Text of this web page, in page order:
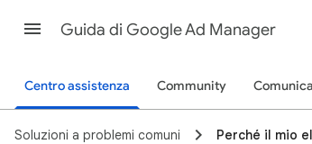
Guida di Google Ad Manager
Centro assistenza Community
Soluzioni a problemi comuni Perché il mio